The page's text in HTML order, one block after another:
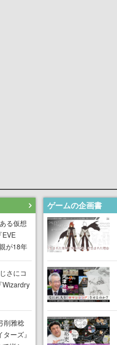
る仮想
が18年
ジーな宣
本気だ
さにコ
期間限
ャラも
もワン
削雅稔
ーズ』
ゲームの企画書